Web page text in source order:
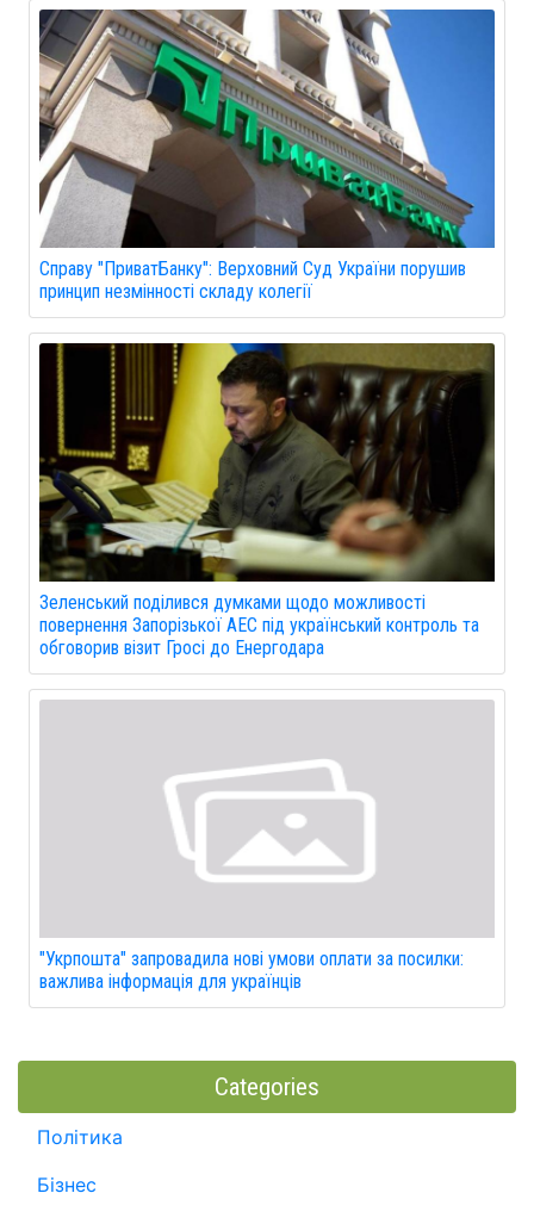
Справу "ПриватБанку": Верховний Суд України порушив
принцип незмінності складу колегії
Зеленський поділився думками щодо можливості
повернення Запорізької АЕС під український контроль та
обговорив візит Гросі до Енергодара
"Укрпошта" запровадила нові умови оплати за посилки:
важлива інформація для українців
Categories
Політика
Бізнес